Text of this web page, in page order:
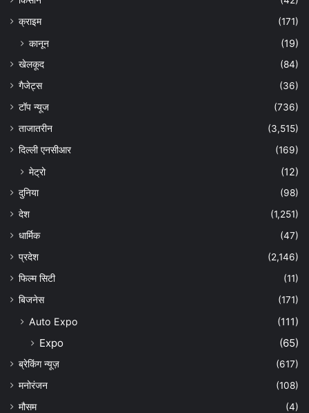
क्राइम
(171)
कानून (19)
खेलकूद
(84)
गैजेट्स
(36)
टॉप न्यूज
(736)
ताजातरीन
(3,515)
दिल्ली एनसीआर
(169)
मेट्रो (12)
दुनिया
(98)
देश
(1,251)
धार्मिक
(47)
प्रदेश
(2,146)
फिल्म सिटी
(11)
बिजनेस
(171)
Auto Expo (111)
Expo (65)
ब्रेकिंग न्यूज़
(617)
मनोरंजन
(108)
मौसम
(4)